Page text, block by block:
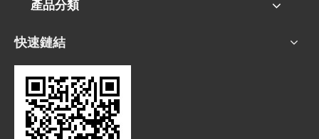
產品分類
快速鏈結